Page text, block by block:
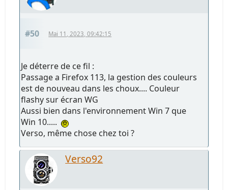
#50 Mai 11, 2023, 09:42:15
Je déterre de ce fil :
Passage a Firefox 113, la gestion des couleurs
est de nouveau dans les choux.... Couleur
flashy sur écran WG
Aussi bien dans l'environnement Win 7 que
Win 10.....
Verso, même chose chez toi ?
Verso92